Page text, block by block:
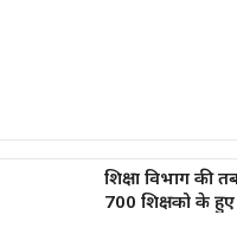
शिक्षा विभाग की
700 शिक्षको के हुए